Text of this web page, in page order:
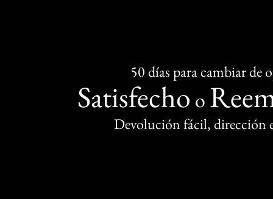
50 días para cambiar de
Satisfecho o
Devolución fácil, dirección